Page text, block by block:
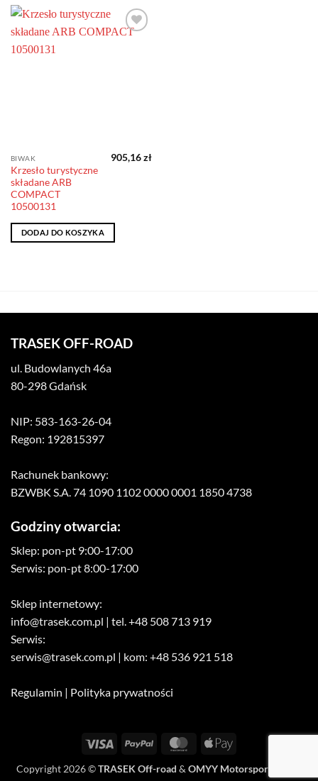
BIWAK
Krzesło turystyczne
składane ARB
COMPACT
10500131
905,16zł
DODAJ DO KOSZYKA
TRASEK OFF-ROAD
ul. Budowlanych 46a
80-298 Gdańsk
NIP: 583-163-26-04
Regon: 192815397
Rachunek bankowy:
BZWBK S.A. 74 1090 1102 0000 0001 1850 4738
Godziny otwarcia:
Sklep: pon-pt 9:00-17:00
Serwis: pon-pt 8:00-17:00
Sklep internetowy:
info@trasek.com.pl | tel. +48 508 713 919
Serwis:
serwis@trasek.com.pl | kom: +48 536 921 518
Regulamin | Polityka prywatności
Visa PayPal MasterCardApple
Copyright 2026 ©TRASEK Off-road & OMYY Motorsport Media